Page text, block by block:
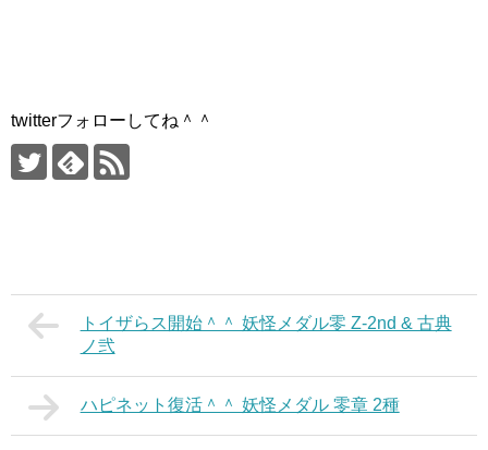
twitterフォローしてね＾＾
トイザらス開始＾＾ 妖怪メダル零 Z-2nd & 古典
ノ弐
ハピネット復活＾＾ 妖怪メダル 零章 2種